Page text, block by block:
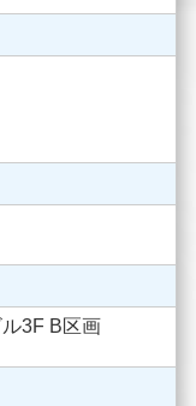
3F B区画